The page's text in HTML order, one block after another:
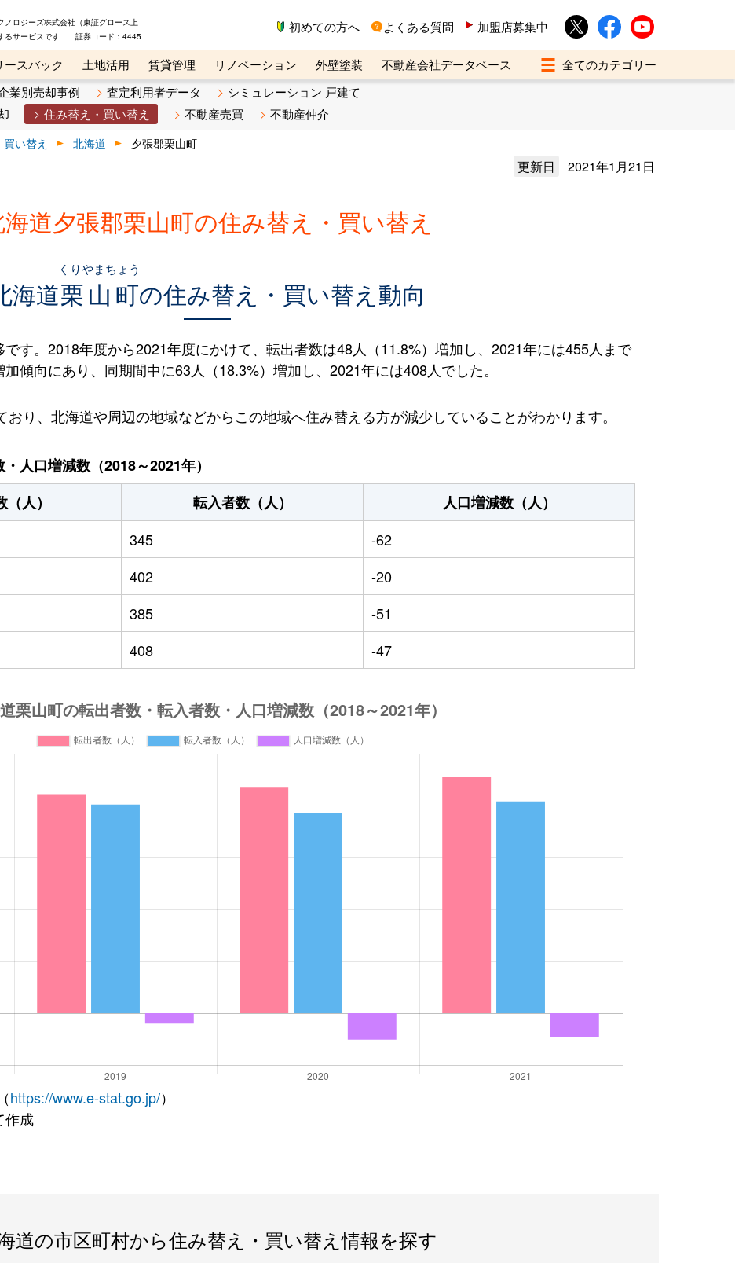
ノロジーズ株式会社（東証グロース上
るサービスです 証券コード：4445
初めての方へ よくある質問 加盟店募集中
ースバック 土地活用 賃貸管理 リノベーション 外壁塗装
不動産会社データベース
オンライン講座 リビンマガジンBiz 不動産売却ご相談デスク
業別売却事例 査定利用者データ
シミュレーション 戸建て
住み替え・買い替え 不動産売買 不動産仲介
い替え 北海道 夕張郡栗山町
更新日 2021年1月21日
道夕張郡栗山町の住み替え・買い替え
海道栗山町
くりやまちょう
の住み替え・買い替え動向
す。2018年度から2021年度にかけて、転出者数は48人（11.8%）増加し、2021年には455人まで
傾向にあり、同期間中に63人（18.3%）増加し、2021年には408人でした。
り、北海道や周辺の地域などからこの地域へ住み替える方が減少していることがわかります。
人口増減数（2018～2021年）
人） 転入者数（人）
人口増減数（人）
345
-62
402
-20
385
-51
408 -47
https://www.e-stat.go.jp/）
作成
道の市区町村から住み替え・買い替え情報を探す